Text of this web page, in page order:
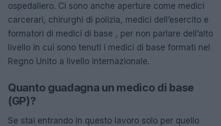
ospedaliero. Ci sono anche aperture come medici
carcerari, chirurghi di polizia, medici dell’esercito e
formatori di medici di base , per non parlare dell’alto
livello in cui sono tenuti i medici di base formati nel
Regno Unito a livello internazionale.
Quanto guadagna un medico di base
(GP)?
Se stai entrando in questo lavoro solo per quello